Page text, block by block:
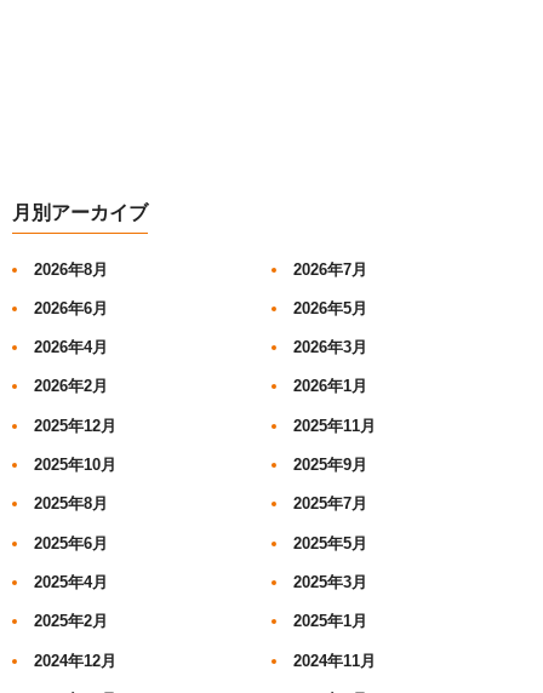
月別アーカイブ
2026年8月 2026年7月
2026年6月 2026年5月
2026年4月 2026年3月
2026年2月 2026年1月
2025年12月 2025年11月
2025年10月 2025年9月
2025年8月 2025年7月
2025年6月 2025年5月
2025年4月 2025年3月
2025年2月 2025年1月
2024年12月 2024年11月